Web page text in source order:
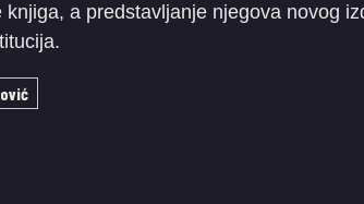
knjiga, a predstavljanje njegova novog